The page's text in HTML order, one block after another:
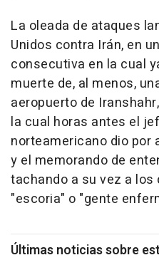
La oleada de ataques
Unidos contra Irán, en
consecutiva en la cual
muerte de, al menos,
aeropuerto de
la cual horas antes el
norteamericano dio por
y el memorando de
tachando a su vez a
"escoria" o "gente
Últimas noticias sobre